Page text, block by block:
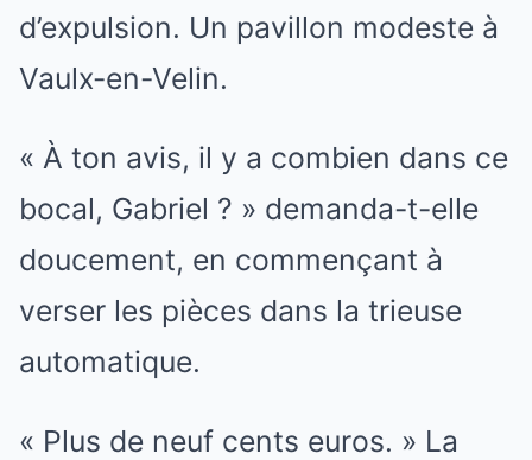
d’expulsion. Un pavillon modeste à
Vaulx-en-Velin.
« À ton avis, il y a combien dans ce
bocal, Gabriel ? » demanda-t-elle
doucement, en commençant à
verser les pièces dans la trieuse
automatique.
« Plus de neuf cents euros. » La